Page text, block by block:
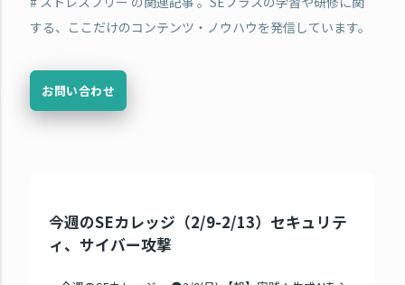
する、ここだけのコンテンツ・ノウハウを発信しています。
お問い合わせ
今週のSEカレッジ（2/9-2/13）セキュリテ
ィ、サイバー攻撃